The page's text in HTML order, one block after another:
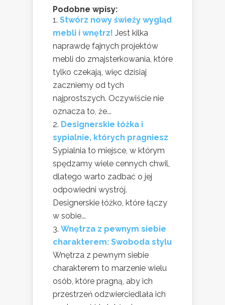
Podobne wpisy:
Stwórz nowy świeży wygląd
mebli i wnętrz! Jest kilka
naprawdę fajnych projektów
mebli do zmajsterkowania, które
tylko czekają, więc dzisiaj
zaczniemy od tych
najprostszych. Oczywiście nie
oznacza to, że...
Designerskie łóżka i
sypialnie, których pragniesz
Sypialnia to miejsce, w którym
spędzamy wiele cennych chwil,
dlatego warto zadbać o jej
odpowiedni wystrój.
Designerskie łóżko, które łączy
w sobie...
Wnętrza z pewnym siebie
charakterem: Swoboda stylu
Wnętrza z pewnym siebie
charakterem to marzenie wielu
osób, które pragną, aby ich
przestrzeń odzwierciedlała ich